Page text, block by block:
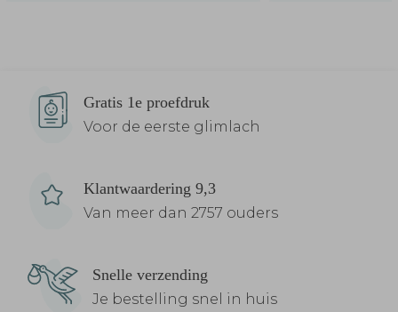
Gratis 1e proefdruk
Voor de eerste glimlach
Klantwaardering 9,3
Van meer dan 2757 ouders
Snelle verzending
Je bestelling snel in huis